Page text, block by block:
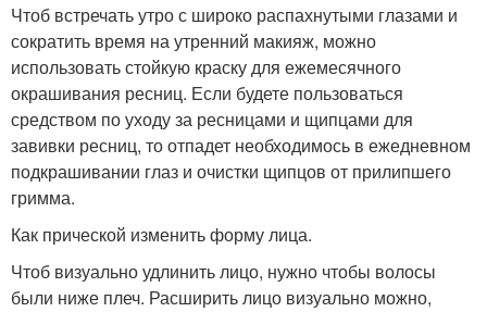
Чтоб встречать утро с широко распахнутыми глазами и
сократить время на утренний макияж, можно
использовать стойкую краску для ежемесячного
окрашивания ресниц. Если будете пользоваться
средством по уходу за ресницами и щипцами для
завивки ресниц, то отпадет необходимось в ежедневном
подкрашивании глаз и очистки щипцов от прилипшего
гримма.
Как прической изменить форму лица.
Чтоб визуально удлинить лицо, нужно чтобы волосы
были ниже плеч. Расширить лицо визуально можно,